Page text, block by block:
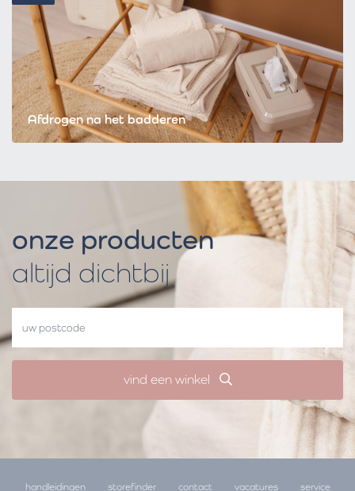
Afdrogen na het badderen
onze producten
altijd dichtbij
vind een winkel
handleidingen storefinder contact vacatures service